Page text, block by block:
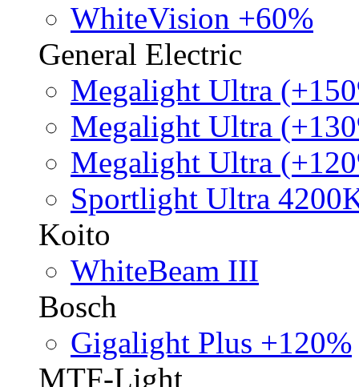
WhiteVision +60%
General Electric
Megalight Ultra
Megalight Ultra
Megalight Ultra
Sportlight Ultra
Koito
WhiteBeam III
Bosch
Gigalight Plus +120%
MTF-Light